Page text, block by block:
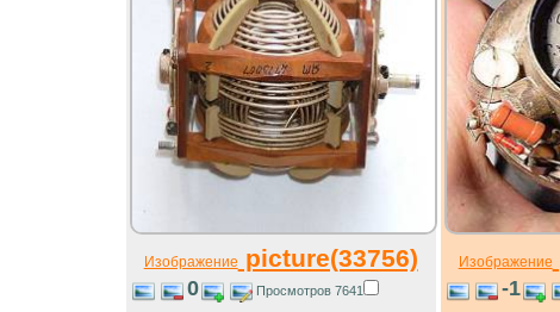
Изображение picture(33756)
0 Просмотров 7641
Изображение
-1